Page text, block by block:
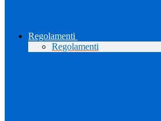
Regolamenti
Regolamenti